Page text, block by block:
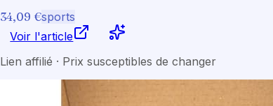
34,09 €sports
Voir l'article
Lien affilié · Prix susceptibles de changer